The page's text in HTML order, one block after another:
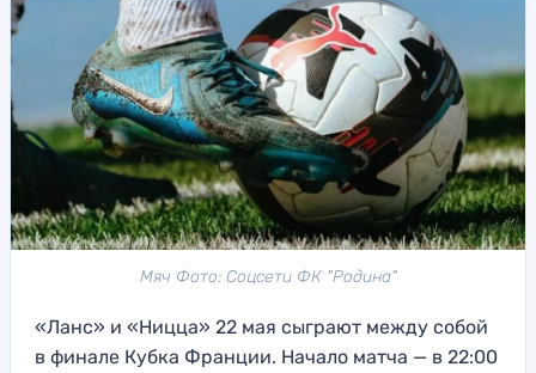
Мяч Фото: Соцсети ФК "Родина"
«Ланс» и «Ницца» 22 мая сыграют между собой
в финале Кубка Франции. Начало матча — в 22:00